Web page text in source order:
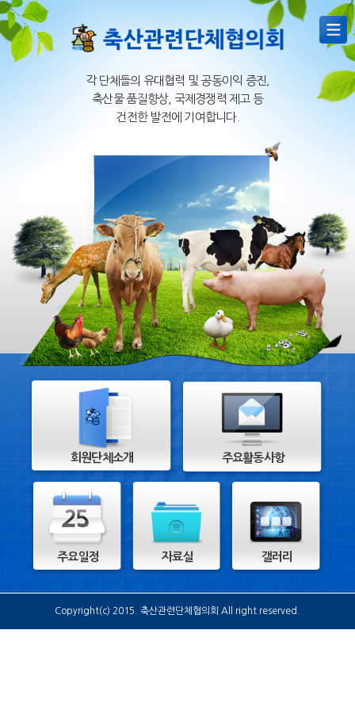
각 단체들의 유대협력 및 공동이익 증진,
축산물 품질향상, 국제경쟁력 제고 등
건전한 발전에 기여합니다.
회원단체소개 주요활동사항
주요일정 자료실 갤러리
Copyright(c) 2015. 축산관련단체협의회 All right reserved.